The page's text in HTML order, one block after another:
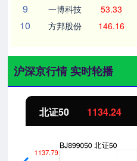
9 一博科技 53.33
10 方邦股份 146.16
沪深京行情 实时轮播
北证50 1134.24